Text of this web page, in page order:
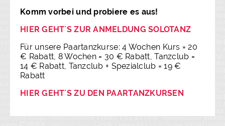
Komm vorbei und probiere es aus!
HIER GEHT`S ZUR ANMELDUNG SOLOTANZ
Für unsere Paartanzkurse: 4 Wochen Kurs = 20
€ Rabatt, 8 Wochen = 30 € Rabatt, Tanzclub =
14 € Rabatt, Tanzclub + Spezialclub = 19 €
Rabatt
HIER GEHT´S ZU DEN PAARTANZKURSEN